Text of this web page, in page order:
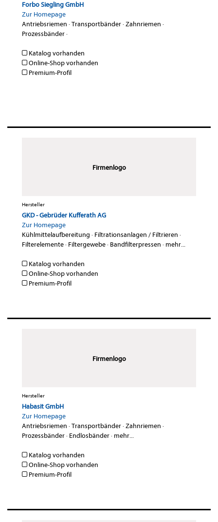
Forbo Siegling GmbH
Zur Homepage
Antriebsriemen ·Transportbänder·Zahnriemen ·
Prozessbänder·
Katalog vorhanden
Online-Shop vorhanden
Premium-Profil
Firmenlogo
Hersteller
GKD - Gebrüder Kufferath AG
Zur Homepage
Kühlmittelaufbereitung · Filtrationsanlagen / Filtrieren ·
Filterelemente· Filtergewebe· Bandfilterpressen · mehr...
Katalog vorhanden
Online-Shop vorhanden
Premium-Profil
Firmenlogo
Hersteller
Habasit GmbH
Zur Homepage
Antriebsriemen ·Transportbänder·Zahnriemen ·
Prozessbänder· Endlosbänder· mehr...
Katalog vorhanden
Online-Shop vorhanden
Premium-Profil